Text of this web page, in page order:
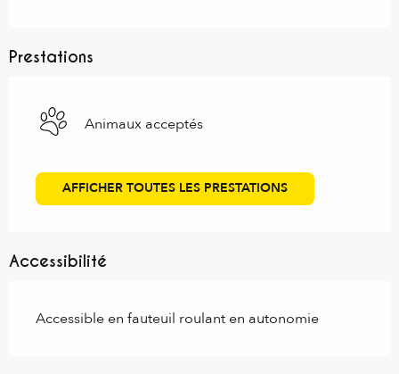
Prestations
Animaux acceptés
AFFICHER TOUTES LES PRESTATIONS
Accessibilité
Accessible en fauteuil roulant en autonomie